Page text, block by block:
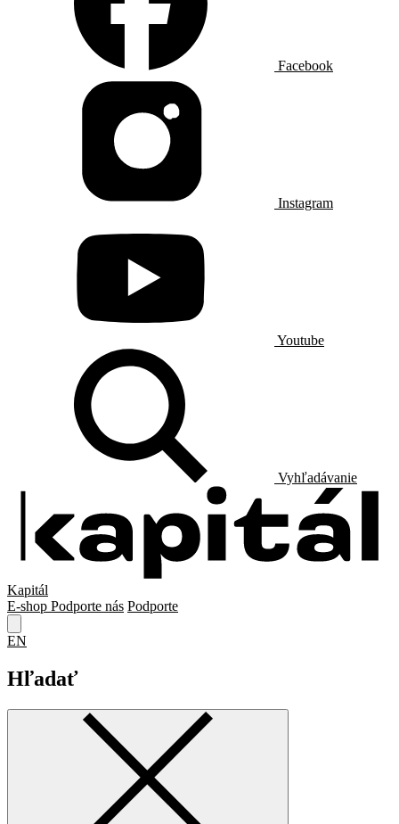
Facebook
Instagram
Youtube
Vyhľadávanie
Kapitál
E-shop Podporte nás Podporte
EN
Hľadať